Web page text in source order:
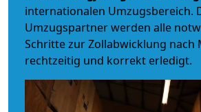
internationalen Umzugsbereich.
Umzugspartner werden alle
Schritte zur Zollabwicklung nach
rechtzeitig und korrekt erledigt.